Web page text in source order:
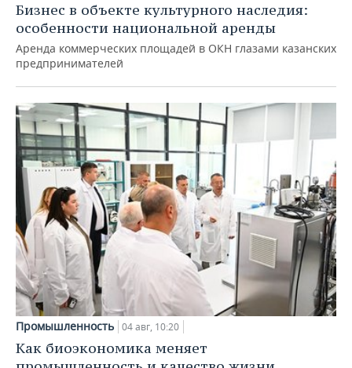
Бизнес в объекте культурного наследия:
особенности национальной аренды
Аренда коммерческих площадей в ОКН глазами казанских
предпринимателей
Промышленность 04 авг, 10:20
Как биоэкономика меняет